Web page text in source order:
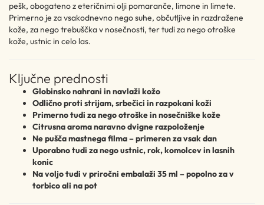
pešk, obogateno z eteričnimi olji pomaranče, limone in limete.
Primerno je za vsakodnevno nego suhe, občutljive in razdražene
kože, za nego trebuščka v nosečnosti, ter tudi za nego otroške
kože, ustnic in celo las.
Ključne prednosti
Globinsko nahrani in navlaži kožo
Odlično proti strijam, srbečici in razpokani koži
Primerno tudi za nego otroške in nosečniške kože
Citrusna aroma naravno dvigne razpoloženje
Ne pušča mastnega filma – primeren za vsak dan
Uporabno tudi za nego ustnic, rok, komolcev in lasnih
konic
Na voljo tudi v priročni embalaži 35 ml – popolno za v
torbico ali na pot